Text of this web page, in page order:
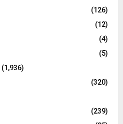
(126)
(12)
(4)
(5)
(1,936)
(320)
(239)